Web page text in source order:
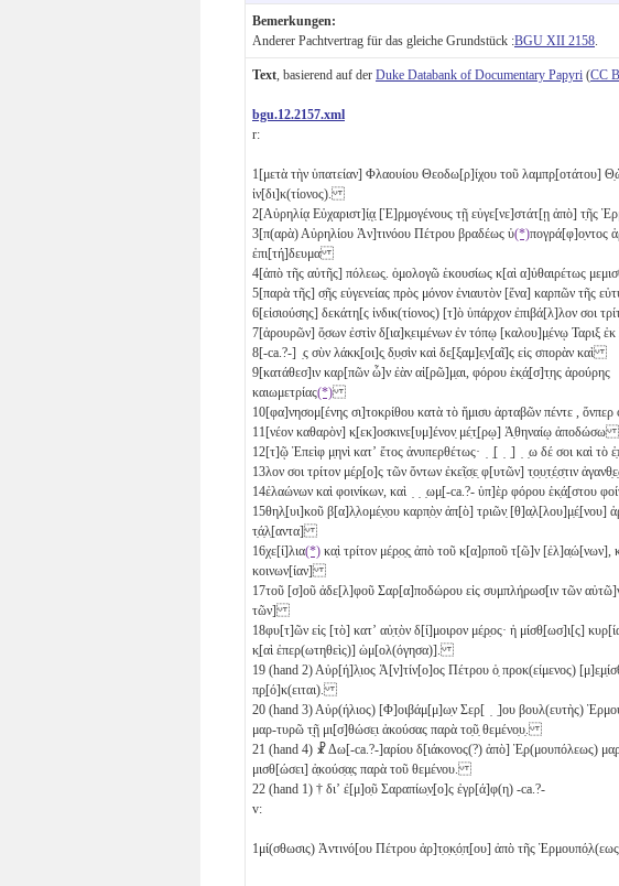
Bemerkungen:
Anderer Pachtvertrag für das gleiche Grundstück :BGU XII 2158
Text , basierend auf der Duke Databank of Documentary Papyri (CC
bgu.12.2157.xml
r:
1 [μετὰ τὴν ὑπατείαν] Φλαουίου Θεοδω[ρ]ίχου τοῦ λαμπρ̣[οτάτου]
ἰν[δι]κ(τίονος).
2[Αὐρηλίᾳ Εὐχαριστ]ί̣ᾳ̣ [Ἑ]ρ̣μογένους τῇ εὐγε[νε]στάτ[ῃ ἀπὸ] τ̣ῆς
3[π(αρὰ) Αὐρηλίου Ἀν]τινόου Πέτρου βραδέως ὑ(*)πογρά[φ]ο̣ντος
ἐπι[τή]δευμα
4[ἀπὸ τῆς αὐτῆς] πόλεως̣. ὁ̣μολογῶ ἑκουσίως κ[αὶ α]ὐθαιρέτως
5[παρὰ τῆς] σ̣ῆς εὐγενείας πρὸς μόνον ἐνιαυτὸν [ἕνα] καρπῶν τῆς
6[εἰσιούσης] δεκάτη[ς ἰνδικ(τίονος) [τ]ὸ ὑπάρχον ἐπιβά[λ]λον σοι
7[ἀρουρῶν] ὅ̣σων ἐστὶν δ̣[ια]κ̣ειμένων ἐν τόπῳ [καλου]μ̣ένῳ Ταριξ
8[-ca.?-] ̣ς σὺν λάκκ̣[οι]ς̣ δ̣υ̣σὶν καὶ δε̣[ξαμ]ε̣ν̣[αῖ]ς εἰς σπορὰν καὶ
9[κατάθεσ]ιν καρ[πῶν ὧ]ν ἐὰν αἱ[ρῶ]μ̣αι, φόρου ἑκ̣ά̣[σ]τ̣ης ἀρούρης
καιωμετρίας(*)
10[φα]νησομ[ένης σι]τοκρίθου κατὰ τὸ ἥμισυ ἀρταβῶν πέντε
,
11 [νέον καθαρὸν] κ̣[εκ]οσκινε[υμ]ένον̣ μέ̣τ̣[ρῳ] Ἀ̣θηναίῳ ἀποδώσω
12[τ]ῷ Ἐπεὶφ μ̣ηνὶ κατʼ ἔτος ἀνυπερθέτως· ̣ ̣[ ̣ ̣] ̣ ̣ω δέ σοι καὶ τὸ
13λον σοι τρίτον μέ̣ρ̣[ο]ς τῶν ὄντων ἐκεῖ̣σ̣ε̣ φ[υτῶν] τ̣ο̣υ̣τ̣έ̣σ̣τιν
14ἐλαώνων καὶ φοινίκων, καὶ ̣ ̣ ̣ωμ̣[-ca.?- ὑπ]ὲ̣ρ φόρου ἑκ̣ά̣[στου
15θηλ̣[υι]κοῦ β[α]λ̣λομέ̣ν̣ου καρπ̣ὸ̣ν ἀπ[ὸ] τριῶν̣ [θ]α̣λ[λου]μ̣έ̣[νου]
τ̣ά̣λ̣[αντα]
16χε[ί]λια(*) κα̣ὶ τρίτον μέ̣ρ̣ο̣ς̣ ἀπὸ τοῦ κ[α]ρποῦ τ[ῶ]ν [ἐλ]α̣ώ[νων],
κοινων[ίαν]
17τοῦ [σ]οῦ ἀδε[λ]φοῦ Σαρ[α]ποδώρου εἰς συμπλήρωσ[ιν τῶν
τῶν]
18φυ[τ]ῶν εἰς [τὸ] κατʼ αὐ̣τ̣ὸν δ[ί]μοιρον μέ̣ρ̣ος· ἡ μίσθ̣[ωσ]ι[ς]
κ̣[αὶ ἐπερ(ωτηθεὶς)] ὡμ[ολ(όγησα)].
19 (hand 2) Αὐρ[ή]λ̣ιος Ἀ[ν]τίν[ο]ος Πέτρου ὁ̣ προκ(είμενος)
π̣ρ̣[ό]κ(ειται).
20 (hand 3) Αὐρ(ήλιος) [Φ]οιβάμ[μ]ω̣ν Σερ[ ̣ ̣]ου βουλ(ευτὴς)
μαρ-τυρῶ τ̣ῇ μι[σ]θώσε̣ι ἀκούσας παρὰ το̣ῦ̣ θεμένο̣υ̣.
21 (hand 4) ☧ Δω[-ca.?-]αρίου δ[ιάκονος(?) ἀπὸ] Ἑ̣ρ(μουπόλεως)
μισθ[ώσει] ἀ̣κούσ̣α̣ς παρὰ τοῦ θεμένου.
22 (hand 1) † διʼ ἐ[μ]ο̣ῦ Σαραπίω̣ν̣[ο]ς ἐγρ[ά]φ(η) -ca.?-
v:
1 μί(σθωσις) Ἀντινό[ου Πέτρου ἀρ]τ̣ο̣κ̣ό̣π̣[ου] ἀπὸ τῆς